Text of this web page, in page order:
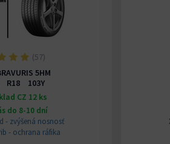
(57)
5HM
R18 103Y
CZ 12 ks
do 8-10 dní
- zvýšená nosnosť
- ochrana ráfika